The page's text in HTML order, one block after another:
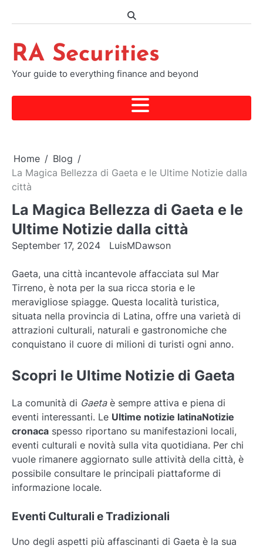
RA Securities
Your guide to everything finance and beyond
Home
Blog
La Magica Bellezza di Gaeta e le Ultime Notizie dalla
città
La Magica Bellezza di Gaeta e le
Ultime Notizie dalla città
September 17, 2024 LuisMDawson
Gaeta, una città incantevole affacciata sul Mar
Tirreno, è nota per la sua ricca storia e le
meravigliose spiagge. Questa località turistica,
situata nella provincia di Latina, offre una varietà di
attrazioni culturali, naturali e gastronomiche che
conquistano il cuore di milioni di turisti ogni anno.
Scopri le Ultime Notizie di Gaeta
La comunità di Gaetaè sempre attiva e piena di
eventi interessanti. Le Ultime notizie latinaNotizie
cronaca spesso riportano su manifestazioni locali,
eventi culturali e novità sulla vita quotidiana. Per chi
vuole rimanere aggiornato sulle attività della città, è
possibile consultare le principali piattaforme di
informazione locale.
Eventi Culturali e Tradizionali
Uno degli aspetti più affascinanti di Gaeta è la sua